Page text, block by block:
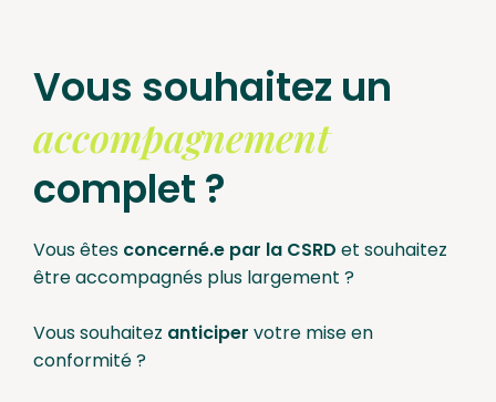
Vous souhaitez un
accompagnement
complet ?
Vous êtes concerné.e par la CSRD et souhaitez
être accompagnés plus largement ?
Vous souhaitez anticiper votre mise en
conformité ?